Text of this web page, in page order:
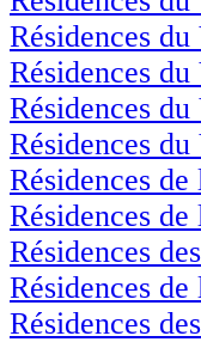
Résidences
Résidences
Résidences du
Résidences du
Résidences de
Résidences
Résidences
Résidences de
Résidences